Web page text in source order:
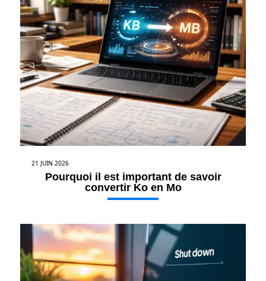
21 JUIN 2026
Pourquoi il est important de savoir
convertir Ko en Mo